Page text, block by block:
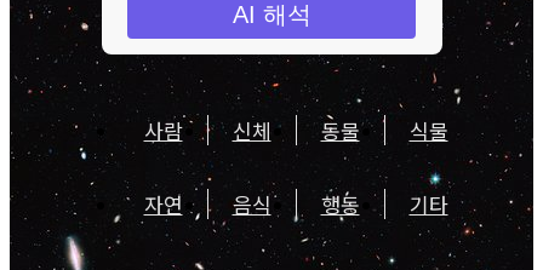
AI 해석
사람 신체 동물 식물
자연 음식 행동 기타